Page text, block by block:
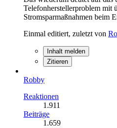
Telefonherstellerproblem mit
Stromsparmaßnahmen beim
Einmal editiert, zuletzt von
Inhalt melden
Zitieren
Robby
Reaktionen
1.911
Beiträge
1.659